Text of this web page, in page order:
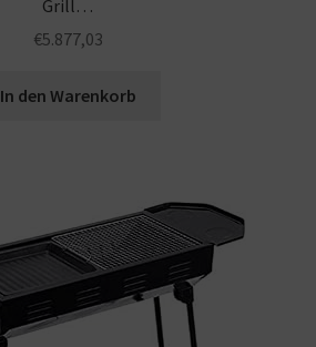
Grill…
€5.877,03
In den Warenkorb